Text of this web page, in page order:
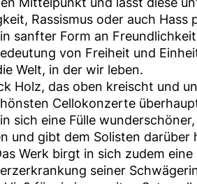
Rassismus oder auch
sanfter Form an
von Freiheit und
Welt, in der wir leben.
Holz, das oben kreischt und
Cellokonzerte
sich eine Fülle
und gibt dem Solisten darüber
Werk birgt in sich zudem
seiner